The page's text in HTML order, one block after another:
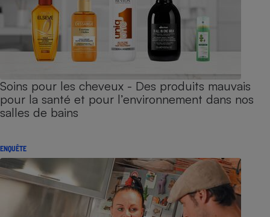
Soins pour les cheveux - Des produits mauvais
pour la santé et pour l’environnement dans nos
salles de bains
ENQUÊTE